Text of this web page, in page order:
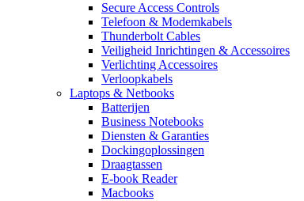
Secure Access Controls
Telefoon & Modemkabels
Thunderbolt Cables
Veiligheid Inrichtingen & Accessoires
Verlichting Accessoires
Verloopkabels
Laptops & Netbooks
Batterijen
Business Notebooks
Diensten & Garanties
Dockingoplossingen
Draagtassen
E-book Reader
Macbooks